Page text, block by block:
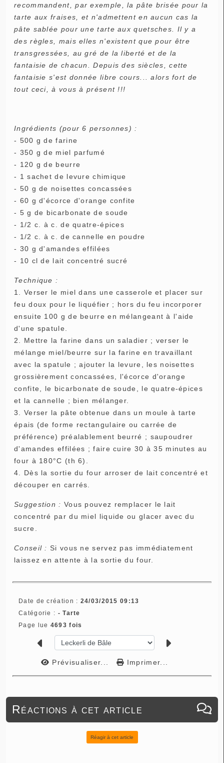
recommandent, par exemple, la pâte brisée pour la
tarte aux fraises, et n'admettent en aucun cas la
pâte sablée pour une tarte aux quetsches. Il y a
des règles, mais elles n'existent que pour être
transgressées, au gré de la liberté et de la
fantaisie de chacun. Depuis des siècles, cette
fantaisie s'est donnée libre cours... alors fort de
tout ceci, à vous à présent !!!
Ingrédients (pour 6 personnes) :
- 500 g de farine
- 350 g de miel parfumé
- 120 g de beurre
- 1 sachet de levure chimique
- 50 g de noisettes concassées
- 60 g d'écorce d'orange confite
- 5 g de bicarbonate de soude
- 1/2 c. à c. de quatre-épices
- 1/2 c. à c. de cannelle en poudre
- 30 g d'amandes effilées
- 10 cl de lait concentré sucré
Technique :
1. Verser le miel dans une casserole et placer sur
feu doux pour le liquéfier ; hors du feu incorporer
ensuite 100 g de beurre en mélangeant à l'aide
d'une spatule.
2. Mettre la farine dans un saladier ; verser le
mélange miel/beurre sur la farine en travaillant
avec la spatule ; ajouter la levure, les noisettes
grossièrement concassées, l'écorce d'orange
confite, le bicarbonate de soude, le quatre-épices
et la cannelle ; bien mélanger.
3. Verser la pâte obtenue dans un moule à tarte
épais (de forme rectangulaire ou carrée de
préférence) préalablement beurré ; saupoudrer
d'amandes effilées ; faire cuire 30 à 35 minutes au
four à 180°C (th 6).
4. Dès la sortie du four arroser de lait concentré et
découper en carrés.
Suggestion : Vous pouvez remplacer le lait
concentré par du miel liquide ou glacer avec du
sucre.
Conseil : Si vous ne servez pas immédiatement
laissez en attente à la sortie du four.
Date de création : 24/03/2015 09:13
Catégorie : - Tarte
Page lue 4693 fois
Prévisualiser... Imprimer...
Réactions à cet article
Réagir à cet article